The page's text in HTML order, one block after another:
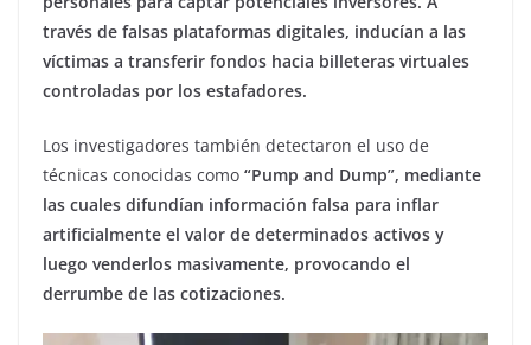
través de falsas plataformas digitales, inducían a las
víctimas a transferir fondos hacia billeteras virtuales
controladas por los estafadores.
Los investigadores también detectaron el uso de
técnicas conocidas como “Pump and Dump”, mediante
las cuales difundían información falsa para inflar
artificialmente el valor de determinados activos y
luego venderlos masivamente, provocando el
derrumbe de las cotizaciones.